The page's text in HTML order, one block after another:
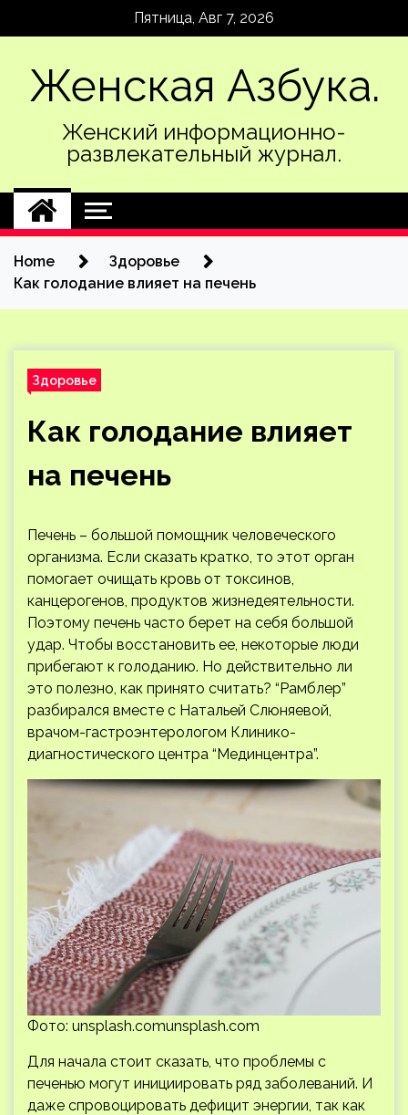
Пятница, Авг 7, 2026
Женская Азбука.
Женский информационно-
развлекательный журнал.
Home
Здоровье
Как голодание влияет на печень
Здоровье
Как голодание влияет
на печень
Печень – большой помощник человеческого
организма. Если сказать кратко, то этот орган
помогает очищать кровь от токсинов,
канцерогенов, продуктов жизнедеятельности.
Поэтому печень часто берет на себя большой
удар. Чтобы восстановить ее, некоторые люди
прибегают к голоданию. Но действительно ли
это полезно, как принято считать? “Рамблер”
разбирался вместе с Натальей Слюняевой,
врачом-гастроэнтерологом Клинико-
диагностического центра “Мединцентра”.
Фото: unsplash.comunsplash.com
Для начала стоит сказать, что проблемы с
печенью могут инициировать ряд заболеваний. И
даже спровоцировать дефицит энергии, так как